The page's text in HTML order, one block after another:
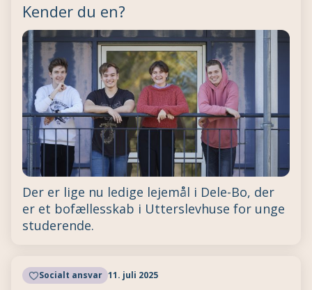
Kender du en?
Der er lige nu ledige lejemål i Dele-Bo, der
er et bofællesskab i Utterslevhuse for unge
studerende.
Socialt ansvar 11. juli 2025